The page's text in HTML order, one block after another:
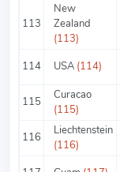
113
New
Zealand
(113)
114 USA (114)
115
Curacao
(115)
116
Liechtenstein
(116)